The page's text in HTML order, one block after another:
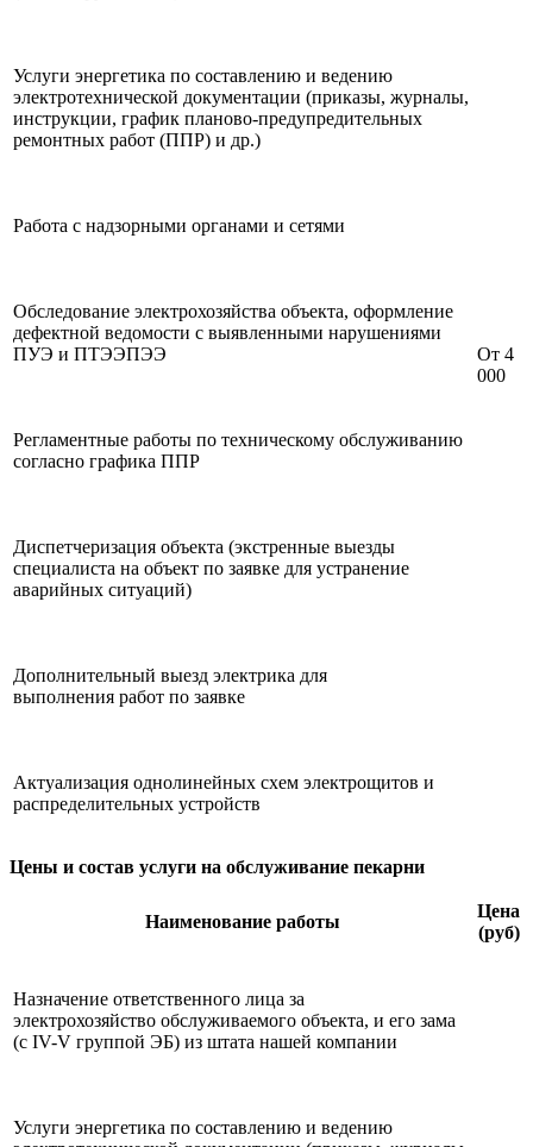
От 4
000
Услуги энергетика по составлению и ведению
электротехнической документации (приказы, журналы,
инструкции, график планово-предупредительных
ремонтных работ (ППР) и др.)
Работа с надзорными органами и сетями
Обследование электрохозяйства объекта, оформление
дефектной ведомости с выявленными нарушениями
ПУЭ и ПТЭЭПЭЭ
Регламентные работы по техническому обслуживанию
согласно графика ППР
Диспетчеризация объекта (экстренные выезды
специалиста на объект по заявке для устранение
аварийных ситуаций)
Дополнительный выезд электрика для
выполнения работ по заявке
Актуализация однолинейных схем электрощитов и
распределительных устройств
Цены и состав услуги на обслуживание пекарни
Наименование работы
Цена
(руб)
Назначение ответственного лица за
электрохозяйство обслуживаемого объекта, и его зама
(с IV-V группой ЭБ) из штата нашей компании
Услуги энергетика по составлению и ведению